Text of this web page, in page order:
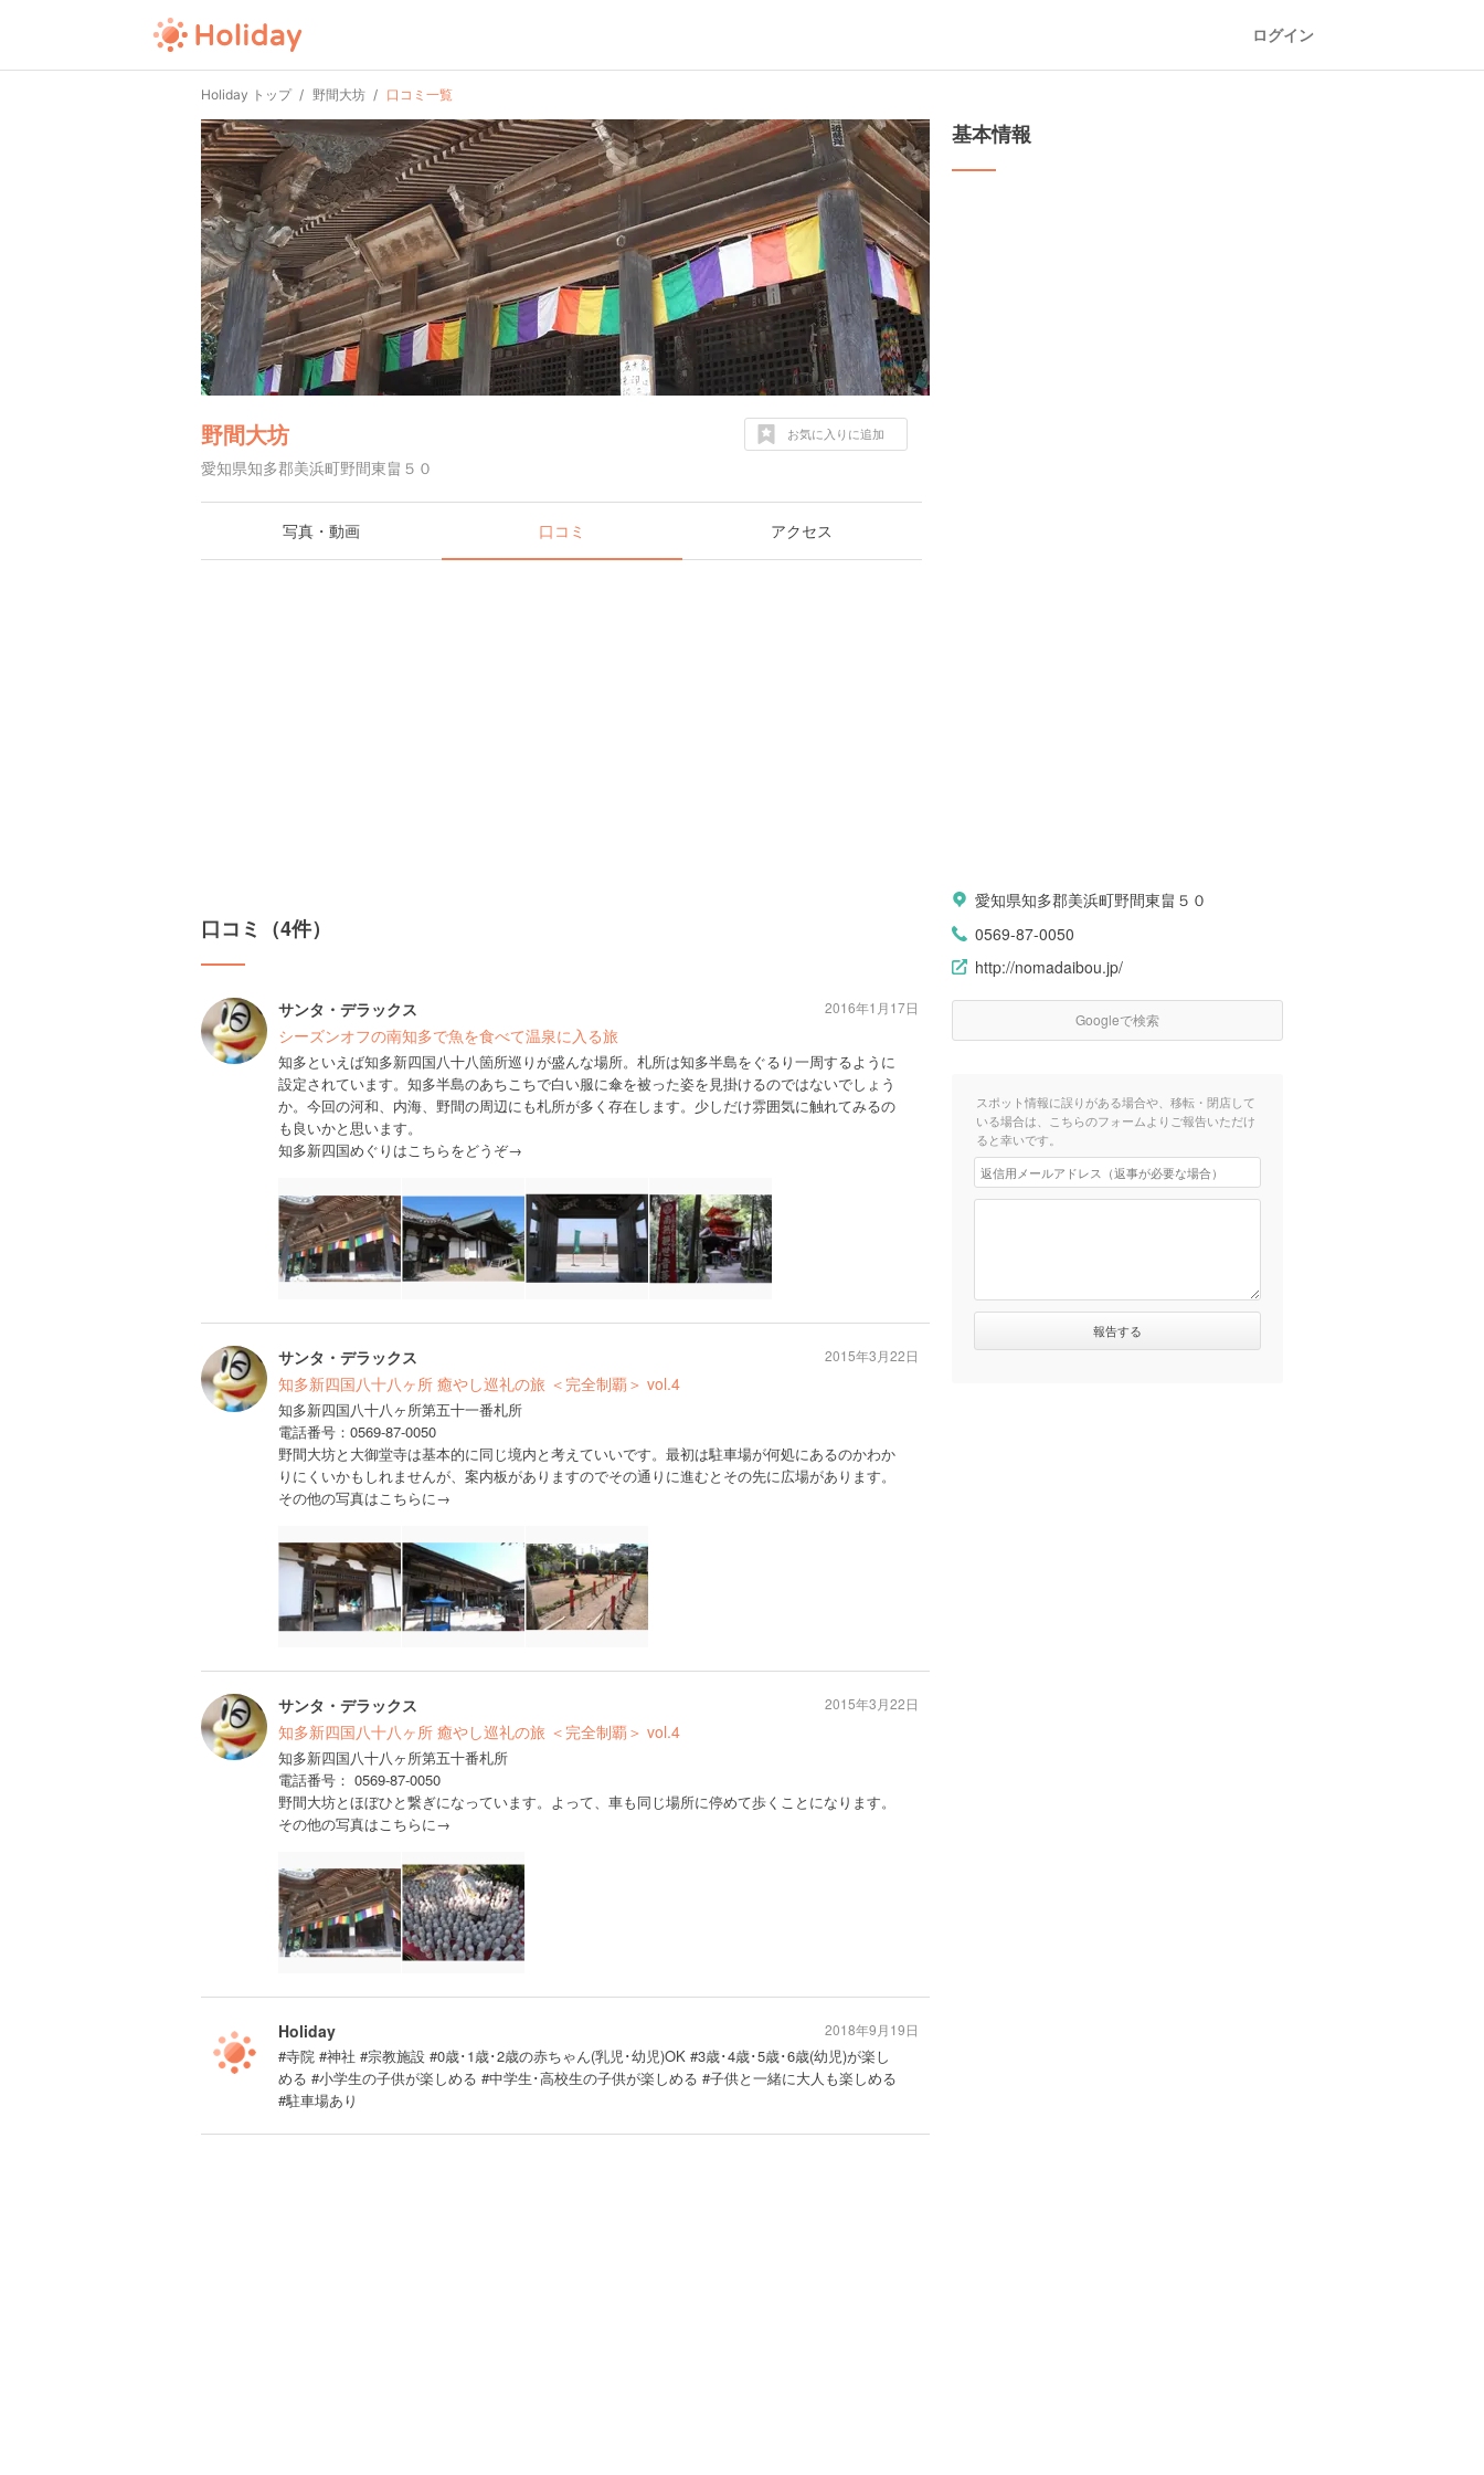
ログイン
Holiday トップ 野間大坊 口コミ一覧
野間大坊
愛知県知多郡美浜町野間東畠５０
お気に入りに追加
写真・動画 口コミ アクセス
口コミ（4件）
サンタ・デラックス
シーズンオフの南知多で魚を食べて温泉に入る旅
知多といえば知多新四国八十八箇所巡りが盛んな場所。札所は知多半島をぐるり一周するように
設定されています。知多半島のあちこちで白い服に傘を被った姿を見掛けるのではないでしょう
か。今回の河和、内海、野間の周辺にも札所が多く存在します。少しだけ雰囲気に触れてみるの
も良いかと思います。
知多新四国めぐりはこちらをどうぞ→
2016年1月17日
サンタ・デラックス
知多新四国八十八ヶ所 癒やし巡礼の旅 ＜完全制覇＞ vol.4
知多新四国八十八ヶ所第五十一番札所
電話番号：0569-87-0050
野間大坊と大御堂寺は基本的に同じ境内と考えていいです。最初は駐車場が何処にあるのかわか
りにくいかもしれませんが、案内板がありますのでその通りに進むとその先に広場があります。
その他の写真はこちらに→
2015年3月22日
サンタ・デラックス
知多新四国八十八ヶ所 癒やし巡礼の旅 ＜完全制覇＞ vol.4
知多新四国八十八ヶ所第五十番札所
電話番号： 0569-87-0050
野間大坊とほぼひと繋ぎになっています。よって、車も同じ場所に停めて歩くことになります。
その他の写真はこちらに→
2015年3月22日
Holiday
#寺院 #神社 #宗教施設 #0歳･1歳･2歳の赤ちゃん(乳児･幼児)OK #3歳･4歳･5歳･6歳(幼児)が楽し
める #小学生の子供が楽しめる #中学生･高校生の子供が楽しめる #子供と一緒に大人も楽しめる
#駐車場あり
2018年9月19日
基本情報
愛知県知多郡美浜町野間東畠５０
0569-87-0050
http://nomadaibou.jp/
Googleで検索
スポット情報に誤りがある場合や、移転・閉店して
いる場合は、こちらのフォームよりご報告いただけ
ると幸いです。